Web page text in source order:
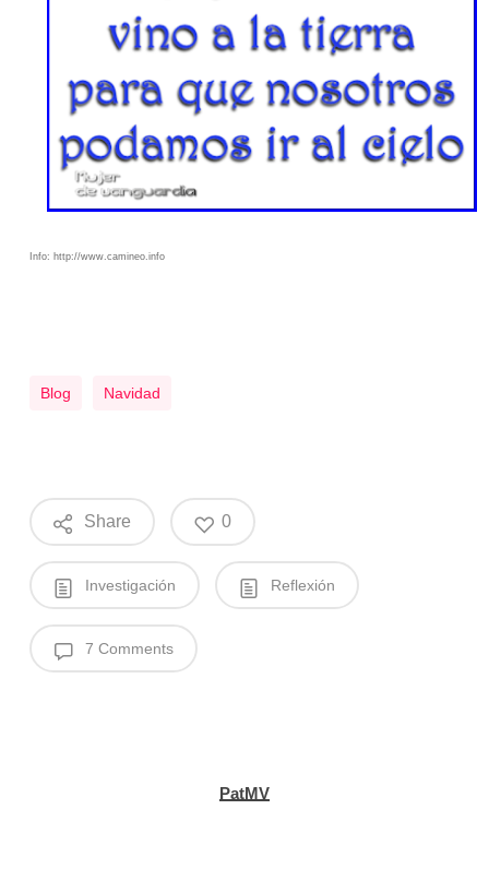
Info: http://www.camineo.info
Blog Navidad
Share 0
Investigación Reflexión
7 Comments
PatMV